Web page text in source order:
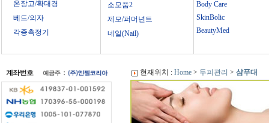
온장고/확대경
베드/의자
각종측정기
소모품2
제모/퍼머넌트
네일(Nail)
Body Care
SkinBolic
BeautyMed
현재위치 : Home > 두피관리 > 샴푸대